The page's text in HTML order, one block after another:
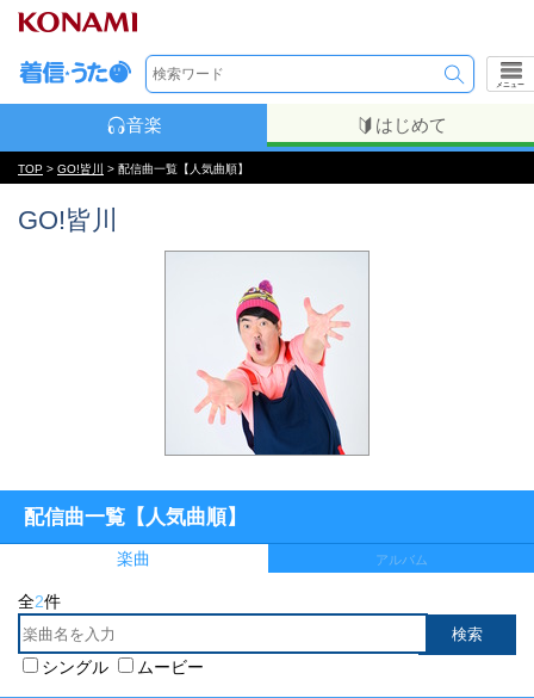
メニュー
音楽 はじめて
TOP > GO!皆川 > 配信曲一覧【人気曲順】
GO!皆川
配信曲一覧【人気曲順】
楽曲 アルバム
全2件
シングル ムービー